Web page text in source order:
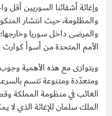
وإغاثة أشقائنا السوريين أقل
والمظلومة، حيث انتشار
والمرضى داخل سوريا
الأمم المتحدة من أسوأ
ويتوازى مع هذه الأهمية
ومتعدّدة ومتنوعة تتسم
الغائب في منظومة المملكة
الملك سلمان للإغاثة الذي لا